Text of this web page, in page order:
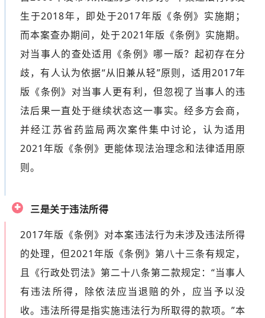
生于2018年，即处于2017年版《条例》实施期；
而本案查办期间，处于2021年版《条例》实施期。
对当事人的查处适用《条例》哪一版？起初存在分
歧，有人认为依据“从旧兼从轻”原则，适用2017年
版《条例》对当事人更有利，但忽视了当事人的违
法后果一直处于继续状态这一事实。经多方会商，
并经江苏省药监局两次案件集中讨论，认为适用
2021年版《条例》更能体现法治理念和法律适用原
则。
三是关于违法所得
2017年版《条例》对本案违法行为未涉及违法所得
的处理，但2021年版《条例》第八十三条有规定，
且《行政处罚法》第二十八条第二款规定：“当事人
有违法所得，除依法应当退赔的外，应当予以没
收。违法所得是指实施违法行为所取得的款项。”本